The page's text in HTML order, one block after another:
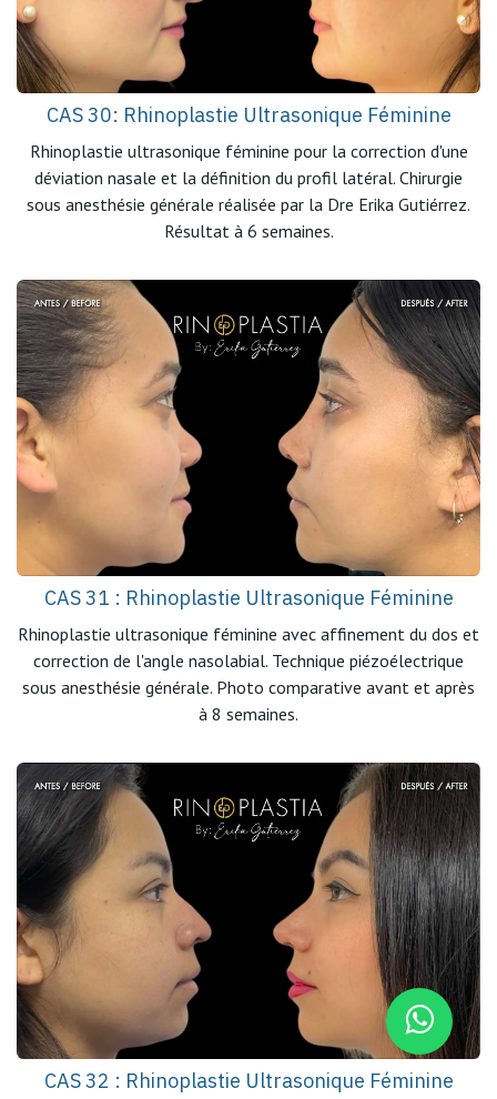
CAS 30: Rhinoplastie Ultrasonique Féminine
Rhinoplastie ultrasonique féminine pour la correction d'une
déviation nasale et la définition du profil latéral. Chirurgie
sous anesthésie générale réalisée par la Dre Erika Gutiérrez.
Résultat à 6 semaines.
CAS 31 : Rhinoplastie Ultrasonique Féminine
Rhinoplastie ultrasonique féminine avec affinement du dos et
correction de l'angle nasolabial. Technique piézoélectrique
sous anesthésie générale. Photo comparative avant et après
à 8 semaines.
CAS 32 : Rhinoplastie Ultrasonique Féminine